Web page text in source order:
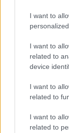
I want to
I want to
related to
device
I want to
related to
I want to
related to